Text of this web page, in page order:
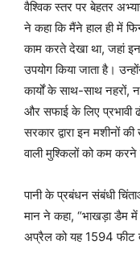
वैश्विक स्तर पर बेहतर
ने कहा कि मैंने हाल ही में
काम करते देखा था, जहां इन
उपयोग किया जाता है।
कार्यों के साथ-साथ नहरों,
और सफाई के लिए प्रभावी
सरकार द्वारा इन मशीनों
वाली मुश्किलों को कम
पानी के प्रबंधन संबंधी
मान ने कहा, “भाखड़ा डैम
अप्रैल को यह 1594 फीट